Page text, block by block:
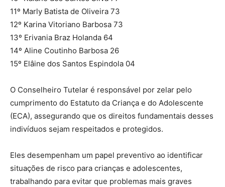
11º Marly Batista de Oliveira 73
12º Karina Vitoriano Barbosa 73
13º Erivania Braz Holanda 64
14º Aline Coutinho Barbosa 26
15º Elâine dos Santos Espindola 04
O Conselheiro Tutelar é responsável por zelar pelo
cumprimento do Estatuto da Criança e do Adolescente
(ECA), assegurando que os direitos fundamentais desses
indivíduos sejam respeitados e protegidos.
Eles desempenham um papel preventivo ao identificar
situações de risco para crianças e adolescentes,
trabalhando para evitar que problemas mais graves